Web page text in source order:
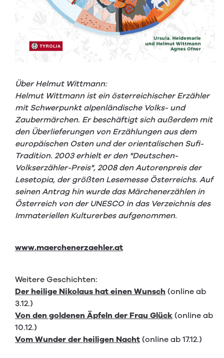
Über Helmut Wittmann:
Helmut Wittmann ist ein österreichischer Erzähler
mit Schwerpunkt alpenländische Volks- und
Zaubermärchen. Er beschäftigt sich außerdem mit
den Überlieferungen von Erzählungen aus dem
europäischen Osten und der orientalischen Sufi-
Tradition. 2003 erhielt er den "Deutschen-
Volkserzähler-Preis", 2008 den Autorenpreis der
Lesetopia, der größten Lesemesse Österreichs. Auf
seinen Antrag hin wurde das Märchenerzählen in
Österreich von der UNESCO in das Verzeichnis des
Immateriellen Kulturerbes aufgenommen.
www.maerchenerzaehler.at
Weitere Geschichten:
Der heilige Nikolaus hat einen Wunsch (online ab
3.12.)
Von den goldenen Äpfeln der Frau Glück(online ab
10.12.)
Vom Wunder der heiligen Nacht(online ab 17.12.)